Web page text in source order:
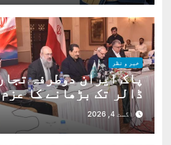
خبر و نظر
ڈالر تک بڑھانے کا عزم
اگست 4, 2026